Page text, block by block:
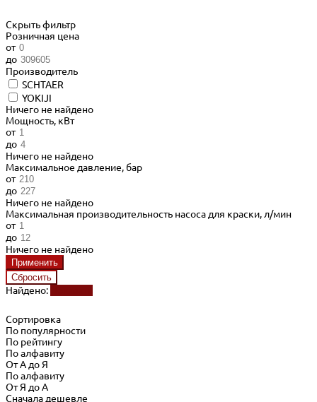
Скрыть фильтр
Розничная цена
от
до
Производитель
SCHTAER
YOKIJI
Ничего не найдено
Мощность, кВт
от
до
Ничего не найдено
Максимальное давление, бар
от
до
Ничего не найдено
Максимальная производительность насоса для краски, л/мин
от
до
Ничего не найдено
Найдено:
Сортировка
По популярности
По рейтингу
По алфавиту
От А до Я
По алфавиту
От Я до А
Сначала дешевле